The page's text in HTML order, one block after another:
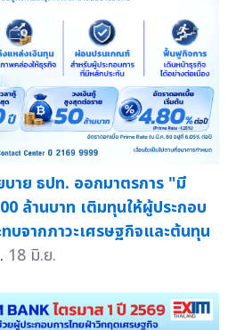
าย ธปท. ออกมาตรการ "มี
ล้านบาท เติมทุนให้ผู้ประกอบ
บจากภาวะเศรษฐกิจและต้นทุน
18 มิ.ย.